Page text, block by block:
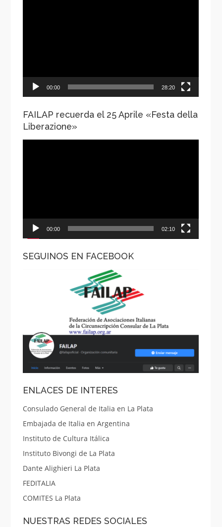
00:00 28:20
FAILAP recuerda el 25 Aprile «Festa della
Liberazione»
00:00 02:10
SEGUINOS EN FACEBOOK
ENLACES DE INTERES
Consulado General de Italia en La Plata
Embajada de Italia en Argentina
Instituto de Cultura Itálica
Instituto Bivongi de La Plata
Dante Alighieri La Plata
FEDITALIA
COMITES La Plata
NUESTRAS REDES SOCIALES